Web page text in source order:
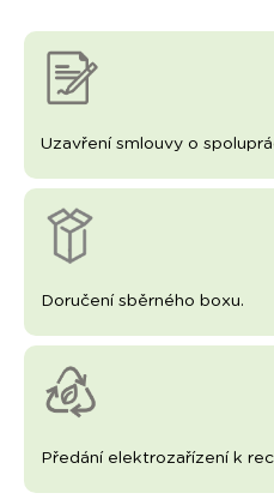
Uzavření smlouvy o
Doručení sběrného boxu.
Předání elektrozařízení k